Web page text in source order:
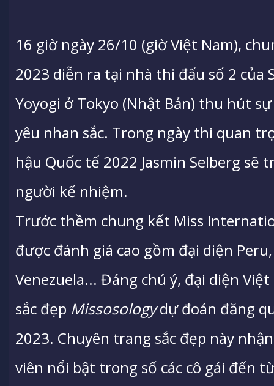
16 giờ ngày 26/10 (giờ Việt Nam),
2023 diễn ra tại nhà thi đấu số 2 của
Yoyogi ở Tokyo (Nhật Bản) thu hút
yêu nhan sắc. Trong ngày thi quan
hậu Quốc tế 2022 Jasmin Selberg sẽ
người kế nhiệm.
Trước thềm chung kết Miss
được đánh giá cao gồm đại diện
Venezuela... Đáng chú ý, đại diện
sắc đẹp Missosologydự đoán đăng
2023. Chuyên trang sắc đẹp này
viên nổi bật trong số các cô gái đến